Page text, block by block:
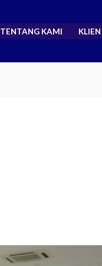
TENTANG KAMI KLIEN